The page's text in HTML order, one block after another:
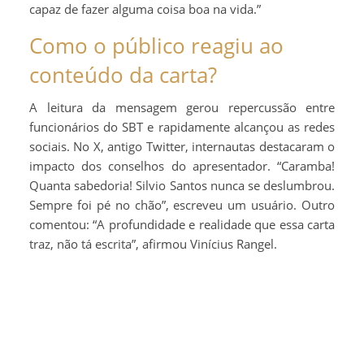
capaz de fazer alguma coisa boa na vida.”
Como o público reagiu ao
conteúdo da carta?
A leitura da mensagem gerou repercussão entre
funcionários do SBT e rapidamente alcançou as redes
sociais. No X, antigo Twitter, internautas destacaram o
impacto dos conselhos do apresentador. “Caramba!
Quanta sabedoria! Silvio Santos nunca se deslumbrou.
Sempre foi pé no chão”, escreveu um usuário. Outro
comentou: “A profundidade e realidade que essa carta
traz, não tá escrita”, afirmou Vinícius Rangel.